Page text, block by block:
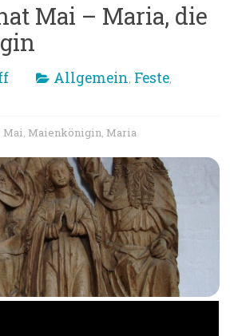
Mai – Maria, die
Allgemein, Feste,
Mai, Maienkönigin, Maria